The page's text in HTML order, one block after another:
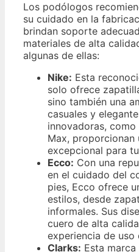
Los podólogos
su cuidado en la
brindan soporte
materiales de alta
algunas de ellas:
Nike: Esta
solo ofrece
sino también una
casuales y
innovadoras,
Max, proporcionan
excepcional para
Ecco: Con una
en el cuidado del
pies, Ecco ofrece
estilos, desde
informales. Sus
cuero de alta
experiencia de uso
Clarks: Esta